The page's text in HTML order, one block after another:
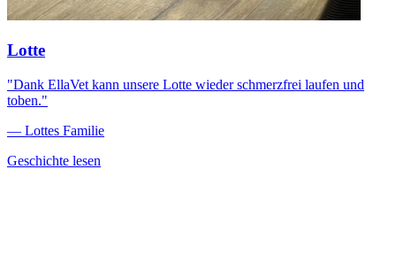
Lotte
"Dank EllaVet kann unsere Lotte wieder schmerzfrei laufen und
toben."
— Lottes Familie
Geschichte lesen